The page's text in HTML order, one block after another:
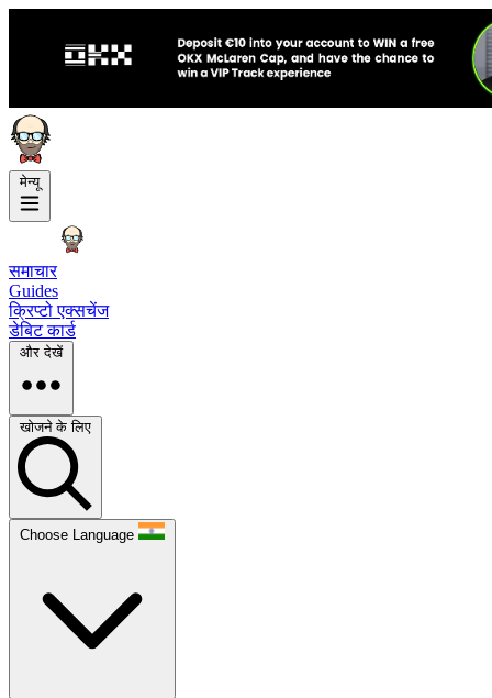
मेन्यू
समाचार
Guides
क्रिप्टो एक्सचेंज
डेबिट कार्ड
और देखें
खोजने के लिए
Choose Language